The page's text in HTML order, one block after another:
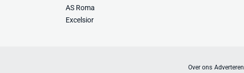
AS Roma
Excelsior
Over ons Adverteren